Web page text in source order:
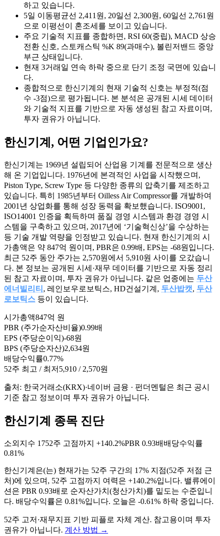
하고 있습니다.
5일 이동평균선 2,411원, 20일선 2,300원, 60일선 2,761원
으로 이평선이 혼조세를 보이고 있습니다.
주요 기술적 지표를 종합하면, RSI 60(중립), MACD 상승
전환 신호, 스토캐스틱 %K 89(과매수), 볼린저밴드 중앙
부근 상태입니다.
현재 3거래일 연속 하락 중으로 단기 조정 국면에 있습니
다.
종합적으로 한신기계의 현재 기술적 신호는 부정적(점
수 -3점)으로 평가됩니다. 본 분석은 공개된 시세 데이터
와 기술적 지표를 기반으로 자동 생성된 참고 자료이며,
투자 권유가 아닙니다.
한신기계 , 어떤 기업인가요?
한신기계는 1969년 설립되어 산업용 기계를 전문적으로 생산
해 온 기업입니다. 1976년에 본격적인 사업을 시작했으며,
Piston Type, Screw Type 등 다양한 종류의 압축기를 제조하고
있습니다. 특히 1985년부터 Oilless Air Compressor를 개발하여
2001년 상업화를 통해 성장 동력을 확보했습니다. ISO9001,
ISO14001 인증을 획득하며 품질 경영 시스템과 환경 경영 시
스템을 구축하고 있으며, 2017년에 ‘기술혁신상’을 수상하는
등 기술 개발 역량을 인정받고 있습니다. 현재 한신기계의 시
가총액은 약 847억 원이며, PBR은 0.99배, EPS는 -68원입니다.
최근 52주 동안 주가는 2,570원에서 5,910원 사이를 오갔습니
다. 본 정보는 공개된 시세·재무 데이터를 기반으로 자동 정리
된 참고 자료이며, 투자 권유가 아닙니다. 같은 업종에는 두산
에너빌리티 , 레인보우로보틱스, HD건설기계, 두산밥캣, 두산
로보틱스 등이 있습니다.
시가총액847억 원
PBR (주가순자산비율)0.99배
EPS (주당순이익)-68원
BPS (주당순자산)2,634원
배당수익률0.77%
52주 최고 / 최저 5,910 / 2,570원
출처: 한국거래소(KRX)·네이버 금융 · 펀더멘털은 최근 공시
기준 참고 정보이며 투자 권유가 아닙니다.
한신기계 종목 진단
소외지수 1752주 고점까지 +140.2%PBR 0.93배 배당수익률
0.81%
한신기계 은(는) 현재가는 52주 구간의 17% 지점(52주 저점 근
처)에 있으며, 52주 고점까지 여력은 +140.2%입니다. 밸류에이
션은 PBR 0.93배로 순자산가치(청산가치)를 밑도는 수준입니
다. 배당수익률은 0.81%입니다. 오늘은 -0.61% 하락 중입니다.
52주 고저·재무지표 기반 피플로 자체 계산. 참고용이며 투자
권유가 아닙니다. 계산 방법 →